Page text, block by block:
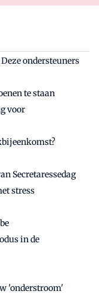
ondersteuners
te staan
voor
Secretaressedag
stress
in de
'onderstroom'